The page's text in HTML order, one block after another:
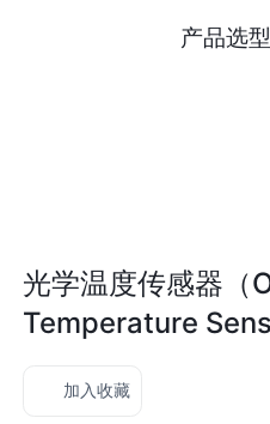
产品选
光学温度传感器（
Temperature
加入收藏